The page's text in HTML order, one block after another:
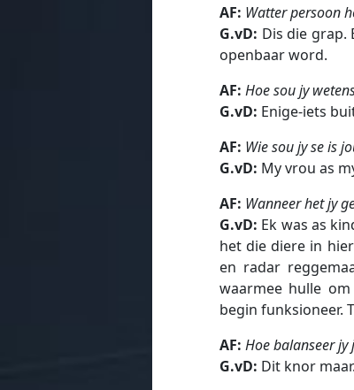
AF: Watter persoon
G.vD: Dis die grap.
openbaar word.
AF: Hoe sou jy
G.vD: Enige-iets
AF: Wie sou jy se is
G.vD: My vrou as
AF: Wanneer het jy
G.vD: Ek was as
het die diere in
en radar
waarmee hulle
begin funksioneer.
AF: Hoe balanseer
G.vD: Dit knor maar.